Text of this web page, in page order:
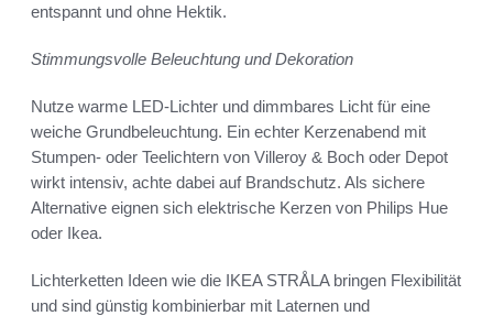
entspannt und ohne Hektik.
Stimmungsvolle Beleuchtung und Dekoration
Nutze warme LED-Lichter und dimmbares Licht für eine
weiche Grundbeleuchtung. Ein echter Kerzenabend mit
Stumpen- oder Teelichtern von Villeroy & Boch oder Depot
wirkt intensiv, achte dabei auf Brandschutz. Als sichere
Alternative eignen sich elektrische Kerzen von Philips Hue
oder Ikea.
Lichterketten Ideen wie die IKEA STRÅLA bringen Flexibilität
und sind günstig kombinierbar mit Laternen und